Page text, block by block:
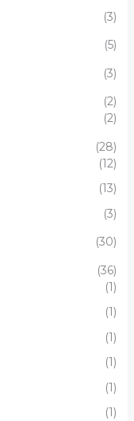
(3)
(5)
(3)
(2)
(2)
(28)
(12)
(13)
(3)
(30)
(36)
(1)
(1)
(1)
(1)
(1)
(1)